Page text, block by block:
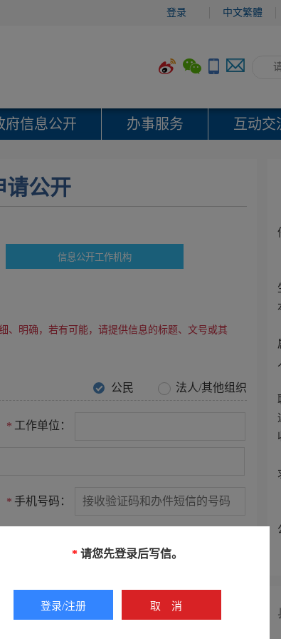
登录 中文繁體
府信息公开 办事服务 互动交
请公开
、明确，若有可能，请提供信息的标题、文号或其
公民 法人/其他组织
* 工作单位：
* 手机号码：
* 请您先登录后写信。
登录/注册 取消